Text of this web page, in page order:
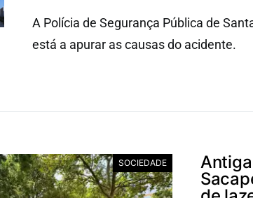
A Polícia de Segurança Pública de
está a apurar as causas do acidente.
SOCIEDADE